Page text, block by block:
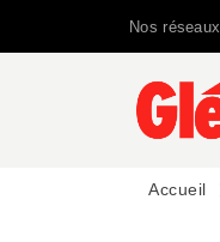
Nos réseaux
Accueil